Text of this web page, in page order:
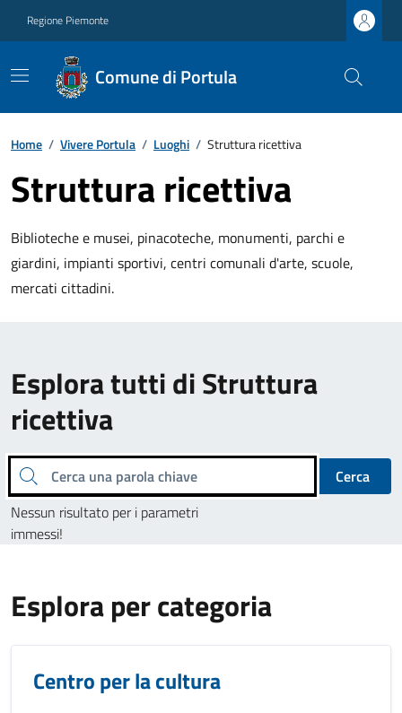
Regione Piemonte
Comune di Portula
Home / Vivere Portula / Luoghi / Struttura ricettiva
Struttura ricettiva
Biblioteche e musei, pinacoteche, monumenti, parchi e
giardini, impianti sportivi, centri comunali d'arte, scuole,
mercati cittadini.
Esplora tutti di Struttura
ricettiva
Cerca una parola chiave
Cerca
Nessun risultato per i parametri
immessi!
Esplora per categoria
Centro per la cultura